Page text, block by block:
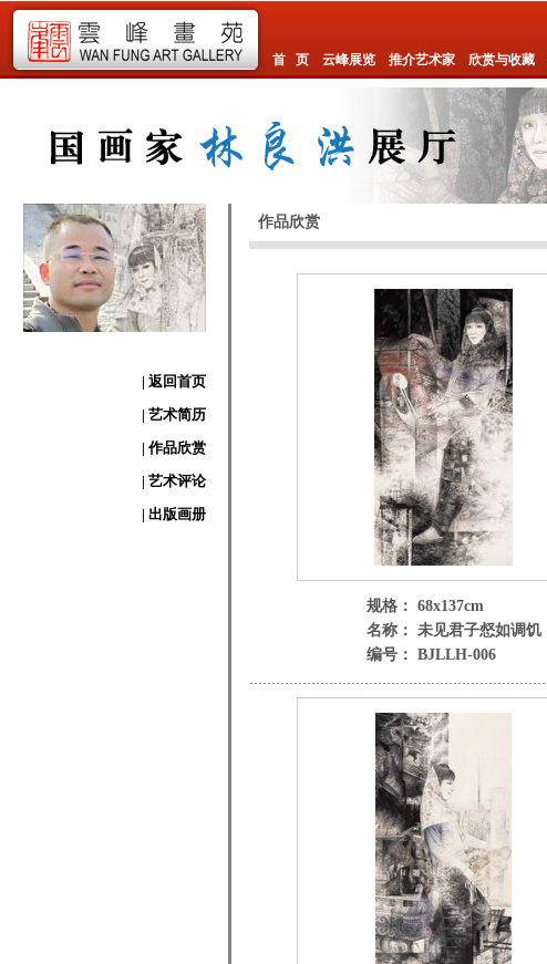
首 页 云峰展览 推介艺术家 欣赏与收藏
| 返回首页
| 艺术简历
| 作品欣赏
| 艺术评论
| 出版画册
作品欣赏
规格： 68x137cm
名称： 未见君子惄如调饥
编号： BJLLH-006